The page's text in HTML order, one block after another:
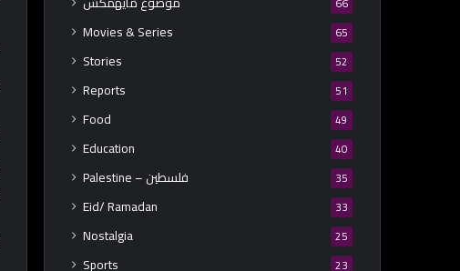
Movies & Series 65
Stories 52
Reports 51
Food 49
Education 40
Palestine – فلسطين 35
Eid/ Ramadan 33
Nostalgia 25
Sports 23